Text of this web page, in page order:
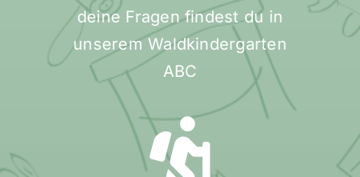
deine Fragen findest du in
unserem Waldkindergarten
ABC